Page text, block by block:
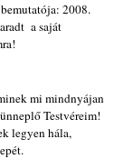
2008.
a saját
mi mindnyájan
Testvéreim!
legyen hála,